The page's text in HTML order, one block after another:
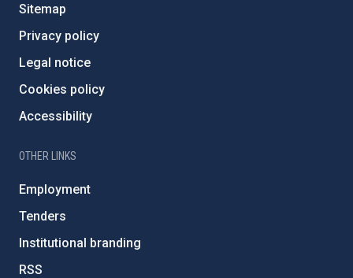
Sitemap
Privacy policy
Legal notice
Cookies policy
Accessibility
OTHER LINKS
Employment
Tenders
Institutional branding
RSS